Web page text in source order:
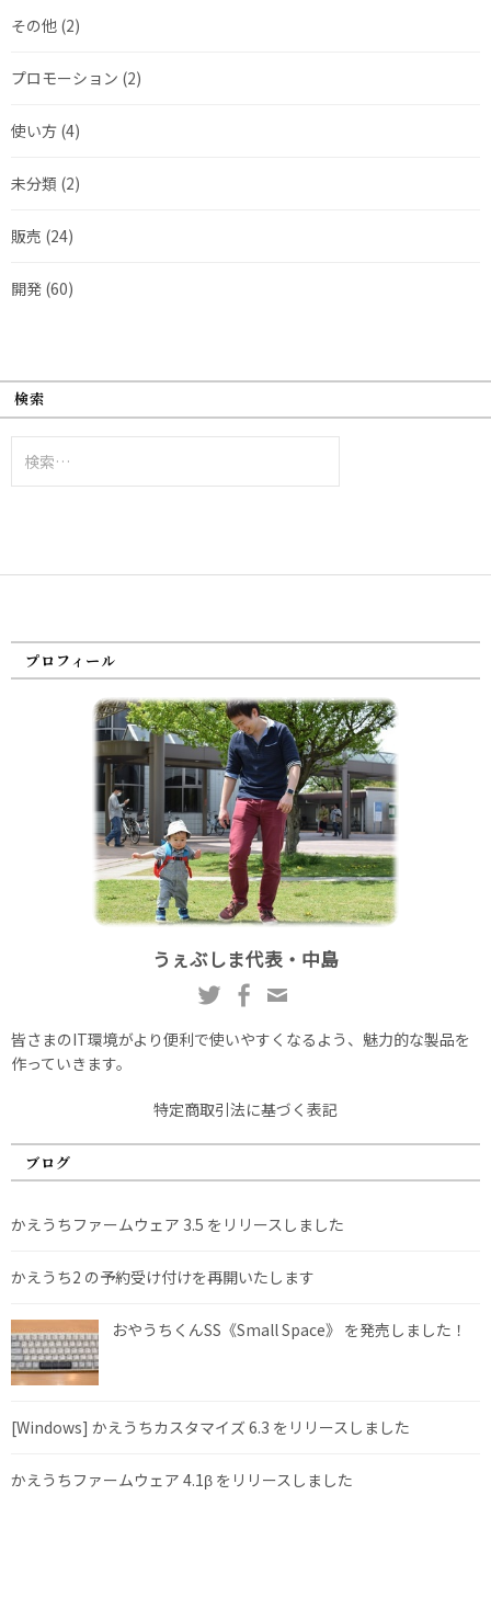
その他 (2)
プロモーション (2)
使い方 (4)
未分類 (2)
販売 (24)
開発 (60)
検索
索:
プロフィール
うぇぶしま代表・中島
皆さまのIT環境がより便利で使いやすくなるよう、魅力的な製品を
作っていきます。
特定商取引法に基づく表記
ブログ
かえうちファームウェア 3.5 をリリースしました
かえうち2 の予約受け付けを再開いたします
おやうちくんSS《Small Space》 を発売しました！
[Windows] かえうちカスタマイズ 6.3 をリリースしました
かえうちファームウェア 4.1β をリリースしました